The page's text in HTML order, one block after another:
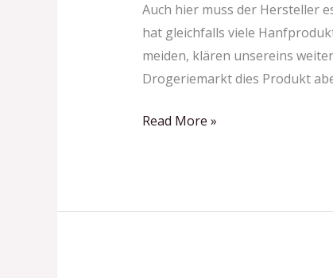
Auch hier muss der Hersteller
hat gleichfalls viele
meiden, klären unsereins
Drogeriemarkt dies Produkt
»
Top
13
Inoffizieller
(der
Read More »